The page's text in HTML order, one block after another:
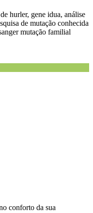
hurler, gene idua, análise
de mutação conhecida
mutação familial
conforto da sua